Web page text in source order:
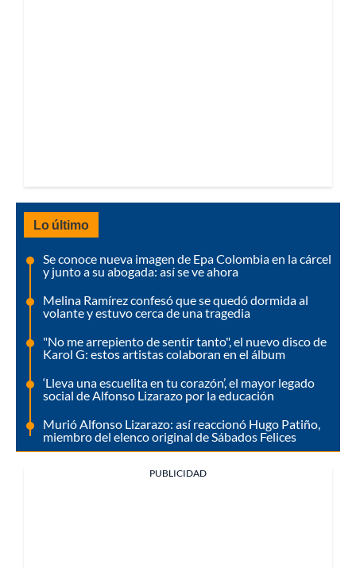
Lo último
Se conoce nueva imagen de Epa Colombia en la cárcel
y junto a su abogada: así se ve ahora
Melina Ramírez confesó que se quedó dormida al
volante y estuvo cerca de una tragedia
"No me arrepiento de sentir tanto", el nuevo disco de
Karol G: estos artistas colaboran en el álbum
‘Lleva una escuelita en tu corazón’, el mayor legado
social de Alfonso Lizarazo por la educación
Murió Alfonso Lizarazo: así reaccionó Hugo Patiño,
miembro del elenco original de Sábados Felices
PUBLICIDAD